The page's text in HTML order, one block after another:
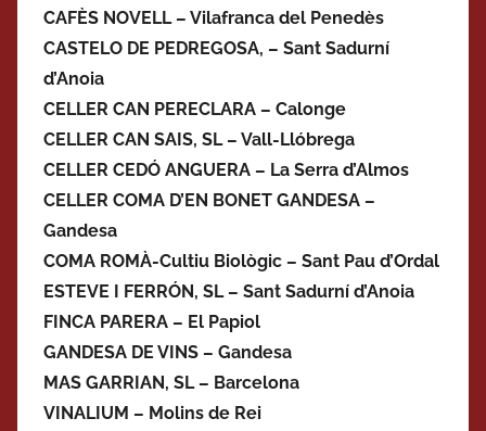
CAFÈS NOVELL – Vilafranca del Penedès
CASTELO DE PEDREGOSA, – Sant Sadurní
d’Anoia
CELLER CAN PERECLARA – Calonge
CELLER CAN SAIS, SL – Vall-Llóbrega
CELLER CEDÓ ANGUERA – La Serra d’Almos
CELLER COMA D’EN BONET GANDESA –
Gandesa
COMA ROMÀ-Cultiu Biològic – Sant Pau d’Ordal
ESTEVE I FERRÓN, SL – Sant Sadurní d’Anoia
FINCA PARERA – El Papiol
GANDESA DE VINS – Gandesa
MAS GARRIAN, SL – Barcelona
VINALIUM – Molins de Rei